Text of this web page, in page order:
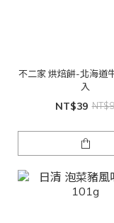
不二家 烘焙餅-北海道
入
NT$39